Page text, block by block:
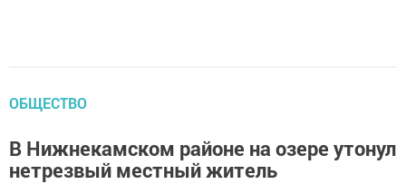
ОБЩЕСТВО
В Нижнекамском районе на озере утонул
нетрезвый местный житель